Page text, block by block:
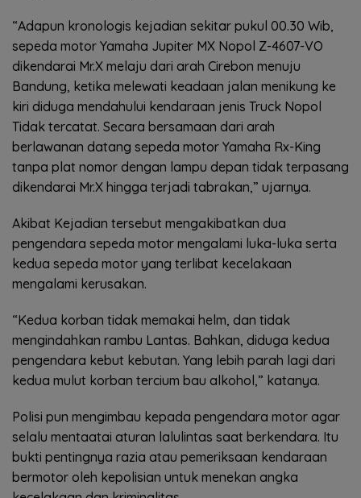
“Adapun kronologis kejadian sekitar pukul 00.30 Wib,
sepeda motor Yamaha Jupiter MX Nopol Z-4607-VO
dikendarai Mr.X melaju dari arah Cirebon menuju
Bandung, ketika melewati keadaan jalan menikung ke
kiri diduga mendahului kendaraan jenis Truck Nopol
Tidak tercatat. Secara bersamaan dari arah
berlawanan datang sepeda motor Yamaha Rx-King
tanpa plat nomor dengan lampu depan tidak terpasang
dikendarai Mr.X hingga terjadi tabrakan,” ujarnya.
Akibat Kejadian tersebut mengakibatkan dua
pengendara sepeda motor mengalami luka-luka serta
kedua sepeda motor yang terlibat kecelakaan
mengalami kerusakan.
“Kedua korban tidak memakai helm, dan tidak
mengindahkan rambu Lantas. Bahkan, diduga kedua
pengendara kebut kebutan. Yang lebih parah lagi dari
kedua mulut korban tercium bau alkohol,” katanya.
Polisi pun mengimbau kepada pengendara motor agar
selalu mentaatai aturan lalulintas saat berkendara. Itu
bukti pentingnya razia atau pemeriksaan kendaraan
bermotor oleh kepolisian untuk menekan angka